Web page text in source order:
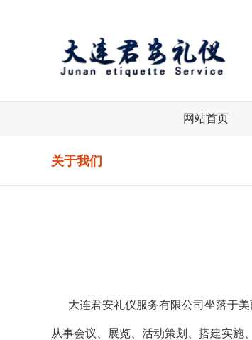
网站首页
关于我们
大连君安礼仪服务有限公司坐落于
从事会议、展览、活动策划、搭建实施